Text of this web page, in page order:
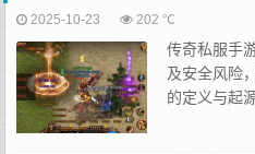
2025-10-23 202 ℃
传奇私服手
及安全风险
的定义与起